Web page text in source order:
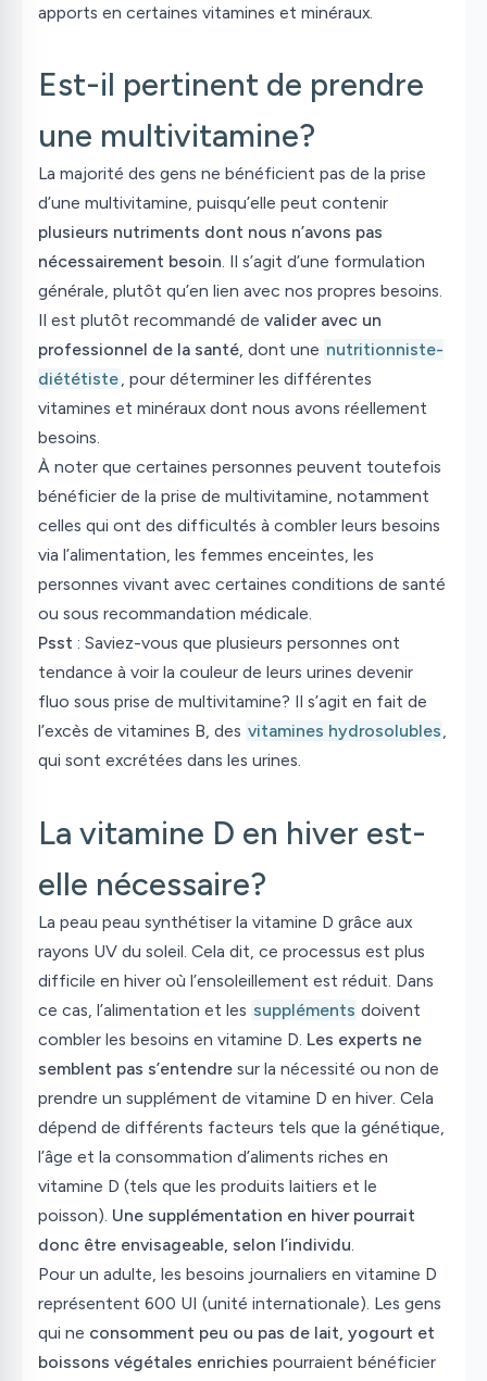
apports en certaines vitamines et minéraux.
Est-il pertinent de prendre
une multivitamine?
La majorité des gens ne bénéficient pas de la prise
d’une multivitamine, puisqu’elle peut contenir
plusieurs nutriments dont nous n’avons pas
nécessairement besoin. Il s’agit d’une formulation
générale, plutôt qu’en lien avec nos propres besoins.
Il est plutôt recommandé devalider avec un
professionnel de la santé, dont une nutritionniste-
diététiste, pour déterminer les différentes
vitamines et minéraux dont nous avons réellement
besoins.
À noter que certaines personnes peuvent toutefois
bénéficier de la prise de multivitamine, notamment
celles qui ont des difficultés à combler leurs besoins
via l’alimentation, les femmes enceintes, les
personnes vivant avec certaines conditions de santé
ou sous recommandation médicale.
Psst : Saviez-vous que plusieurs personnes ont
tendance à voir la couleur de leurs urines devenir
fluo sous prise de multivitamine? Il s’agit en fait de
l’excès de vitamines B, des vitamines hydrosolubles,
qui sont excrétées dans les urines.
La vitamine D en hiver est-
elle nécessaire?
La peau peau synthétiser la vitamine D grâce aux
rayons UV du soleil. Cela dit, ce processus est plus
difficile en hiver où l’ensoleillement est réduit. Dans
ce cas, l’alimentation et les suppléments doivent
combler les besoins en vitamine D. Les experts ne
semblent pas s’entendre sur la nécessité ou non de
prendre un supplément de vitamine D en hiver. Cela
dépend de différents facteurs tels que la génétique,
l’âge et la consommation d’aliments riches en
vitamine D (tels que les produits laitiers et le
poisson). Une supplémentation en hiver pourrait
donc être envisageable, selon l’individu
Pour un adulte, les besoins journaliers en vitamine D
représentent 600 UI (unité internationale). Les gens
qui ne consomment peu ou pas de lait, yogourt et
boissons végétales enrichiespourraient bénéficier